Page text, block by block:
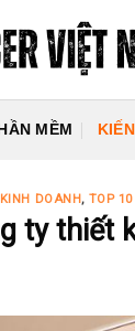
MỀM
KINH DOANH, TOP 10
ty thiết